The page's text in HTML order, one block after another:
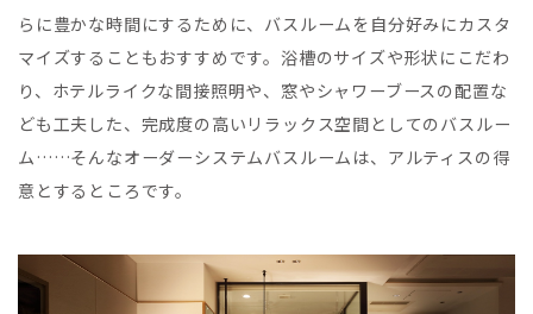
らに豊かな時間にするために、バスルームを自分好みにカスタ
マイズすることもおすすめです。浴槽のサイズや形状にこだわ
り、ホテルライクな間接照明や、窓やシャワーブースの配置な
ども工夫した、完成度の高いリラックス空間としてのバスルー
ム……そんなオーダーシステムバスルームは、アルティスの得
意とするところです。